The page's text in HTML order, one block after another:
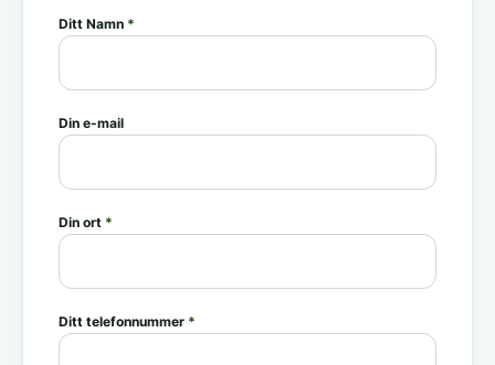
Ditt Namn *
Din e-mail
Din ort *
Ditt telefonnummer *